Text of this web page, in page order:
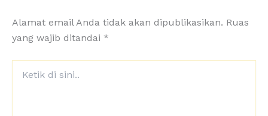
Alamat email Anda tidak akan dipublikasikan. Ruas
yang wajib ditandai *